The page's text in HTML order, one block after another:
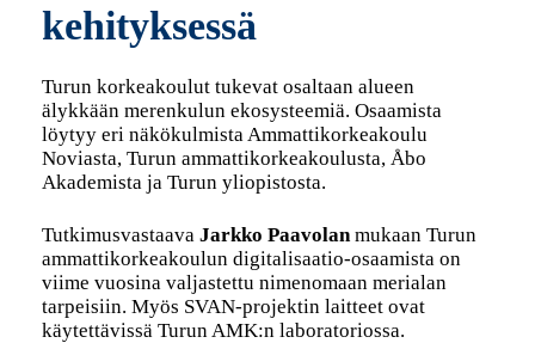
kehityksessä
Turun korkeakoulut tukevat osaltaan alueen
älykkään merenkulun ekosysteemiä. Osaamista
löytyy eri näkökulmista Ammattikorkeakoulu
Noviasta, Turun ammattikorkeakoulusta, Åbo
Akademista ja Turun yliopistosta.
Tutkimusvastaava Jarkko Paavolanmukaan Turun
ammattikorkeakoulun digitalisaatio-osaamista on
viime vuosina valjastettu nimenomaan merialan
tarpeisiin. Myös SVAN-projektin laitteet ovat
käytettävissä Turun AMK:n laboratoriossa.